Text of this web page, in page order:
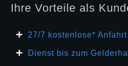
Ihre Vorteile als
27/7 kosten lose* Anfahrt
Dienst bis zum